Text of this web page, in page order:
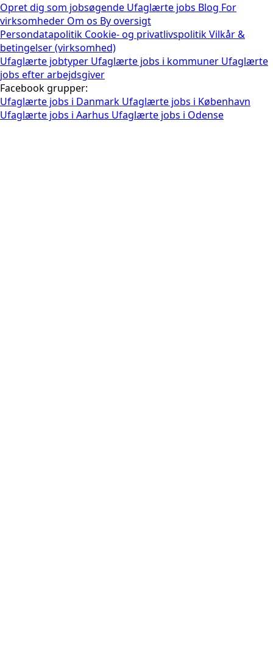
Opret dig som jobsøgende Ufaglærte jobs Blog For
virksomheder Om os By oversigt
Persondatapolitik Cookie- og privatlivspolitikVilkår &
betingelser (virksomhed)
Ufaglærte jobtyper Ufaglærte jobs i kommuner Ufaglærte
jobs efter arbejdsgiver
Facebook grupper:
Ufaglærte jobs i Danmark Ufaglærte jobs i København
Ufaglærte jobs i Aarhus Ufaglærte jobs i Odense